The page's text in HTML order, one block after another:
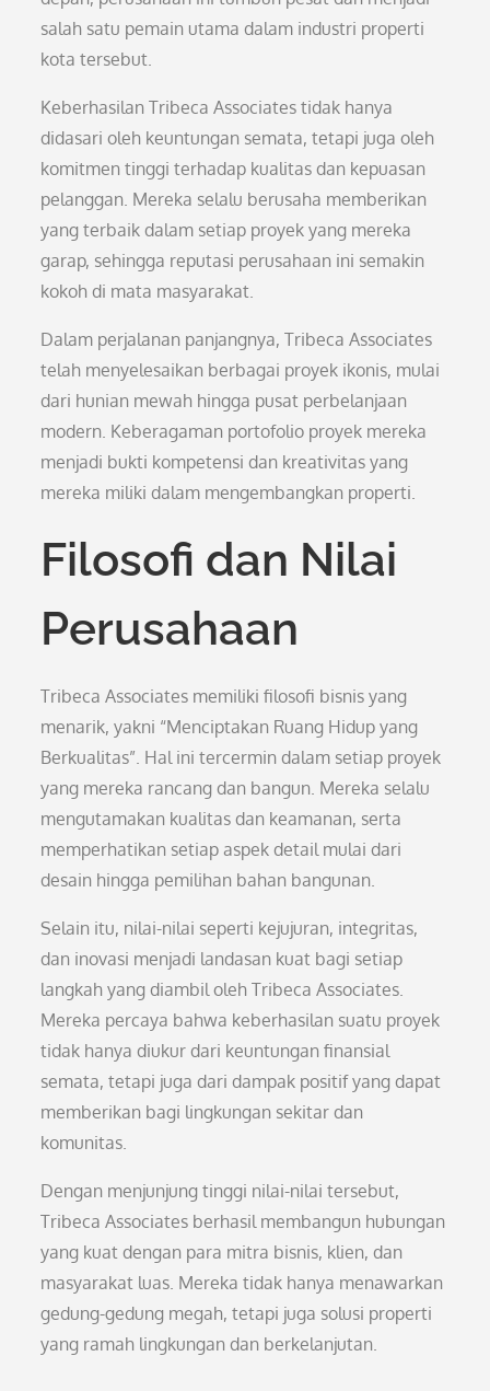
salah satu pemain utama dalam industri properti
kota tersebut.
Keberhasilan Tribeca Associates tidak hanya
didasari oleh keuntungan semata, tetapi juga oleh
komitmen tinggi terhadap kualitas dan kepuasan
pelanggan. Mereka selalu berusaha memberikan
yang terbaik dalam setiap proyek yang mereka
garap, sehingga reputasi perusahaan ini semakin
kokoh di mata masyarakat.
Dalam perjalanan panjangnya, Tribeca Associates
telah menyelesaikan berbagai proyek ikonis, mulai
dari hunian mewah hingga pusat perbelanjaan
modern. Keberagaman portofolio proyek mereka
menjadi bukti kompetensi dan kreativitas yang
mereka miliki dalam mengembangkan properti.
Filosofi dan Nilai
Perusahaan
Tribeca Associates memiliki filosofi bisnis yang
menarik, yakni “Menciptakan Ruang Hidup yang
Berkualitas”. Hal ini tercermin dalam setiap proyek
yang mereka rancang dan bangun. Mereka selalu
mengutamakan kualitas dan keamanan, serta
memperhatikan setiap aspek detail mulai dari
desain hingga pemilihan bahan bangunan.
Selain itu, nilai-nilai seperti kejujuran, integritas,
dan inovasi menjadi landasan kuat bagi setiap
langkah yang diambil oleh Tribeca Associates.
Mereka percaya bahwa keberhasilan suatu proyek
tidak hanya diukur dari keuntungan finansial
semata, tetapi juga dari dampak positif yang dapat
memberikan bagi lingkungan sekitar dan
komunitas.
Dengan menjunjung tinggi nilai-nilai tersebut,
Tribeca Associates berhasil membangun hubungan
yang kuat dengan para mitra bisnis, klien, dan
masyarakat luas. Mereka tidak hanya menawarkan
gedung-gedung megah, tetapi juga solusi properti
yang ramah lingkungan dan berkelanjutan.